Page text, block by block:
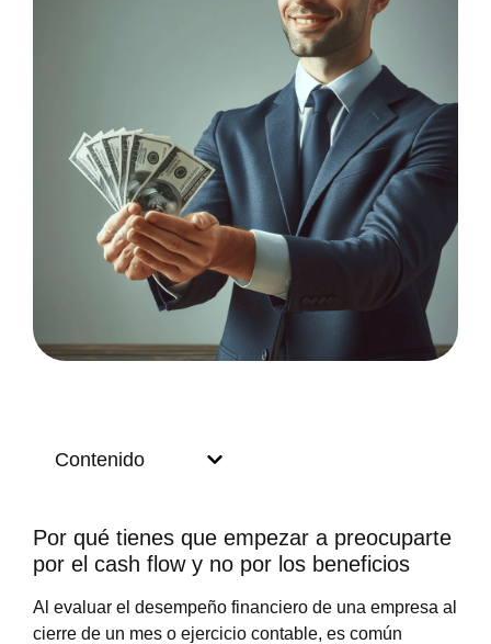
Contenido
Por qué tienes que empezar a preocuparte
por el cash flow y no por los beneficios
Al evaluar el desempeño financiero de una empresa al
cierre de un mes o ejercicio contable, es común